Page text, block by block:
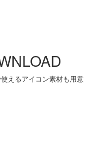
えるアイコン素材も用意